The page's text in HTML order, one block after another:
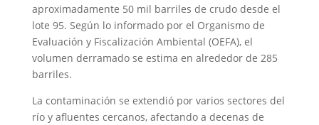
aproximadamente 50 mil barriles de crudo desde el
lote 95. Según lo informado por el Organismo de
Evaluación y Fiscalización Ambiental (OEFA), el
volumen derramado se estima en alrededor de 285
barriles.
La contaminación se extendió por varios sectores del
río y afluentes cercanos, afectando a decenas de